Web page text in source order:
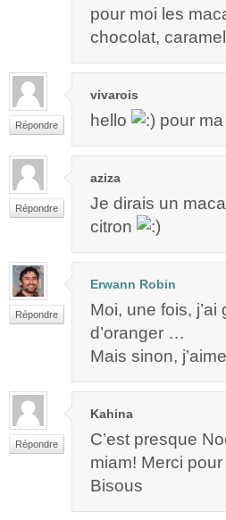
pour moi les
chocolat,
Répondre
vivarois
hello pour
Répondre
aziza
Je dirais un
citron
Répondre
Erwann Robin
Moi, une fois,
d’oranger …
Mais sinon,
Répondre
Kahina
C’est presque
miam! Merci
Bisous